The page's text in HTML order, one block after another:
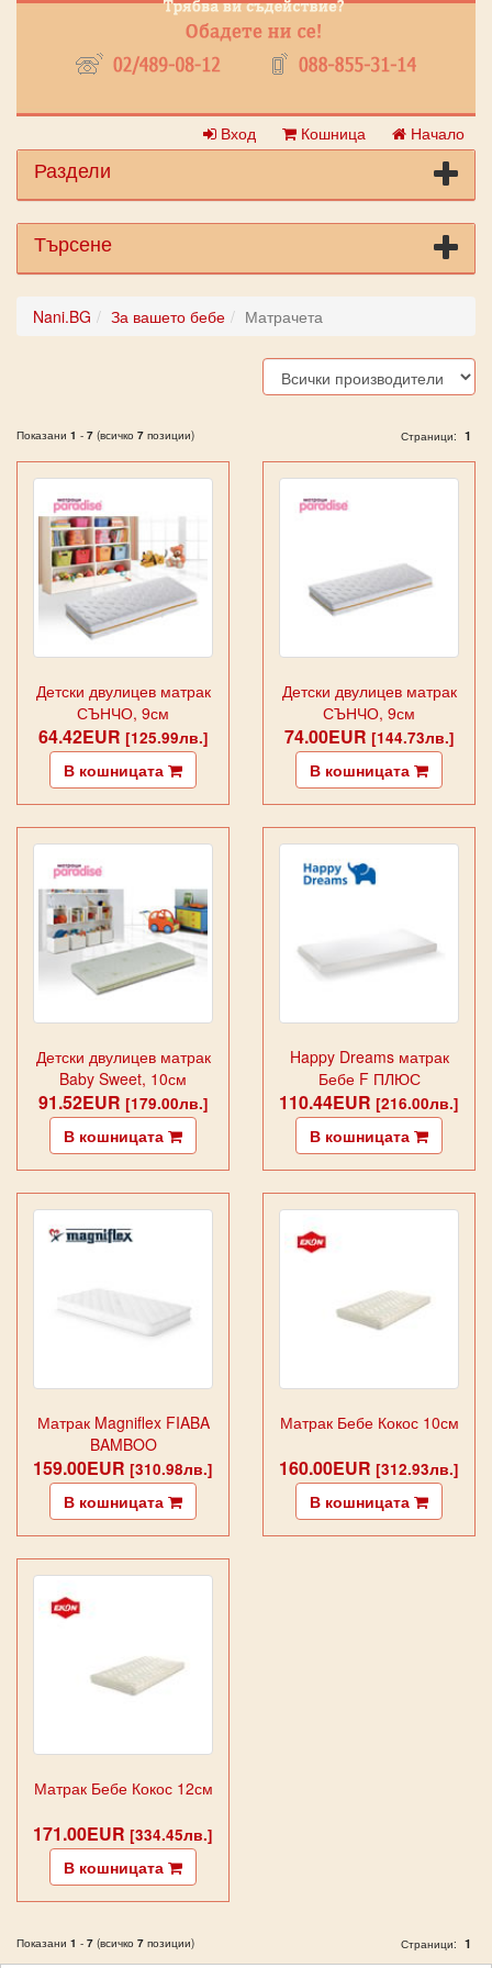
Вход Кошница Начало
Раздели
Търсене
Nani.BG За вашето бебе Матрачета
Показани 1 - 7 (всичко 7 позиции) Страници: 1
Детски двулицев матрак
СЪНЧО, 9см
64.42EUR [125.99лв.]
В кошницата
Детски двулицев матрак
СЪНЧО, 9см
74.00EUR [144.73лв.]
В кошницата
Детски двулицев матрак
Baby Sweet, 10см
91.52EUR [179.00лв.]
В кошницата
Happy Dreams матрак
Бебе F ПЛЮС
110.44EUR [216.00лв.]
В кошницата
Матрак Magniflex FIABA
BAMBOO
159.00EUR [310.98лв.]
В кошницата
Матрак Бебе Кокос 10см
160.00EUR [312.93лв.]
В кошницата
Матрак Бебе Кокос 12см
171.00EUR [334.45лв.]
В кошницата
Показани 1 - 7 (всичко 7 позиции) Страници: 1